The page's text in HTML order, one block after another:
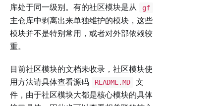
库处于同一级别。有的社区模块是从
gf
主仓库中剥离出来单独维护的模块，这些
模块并不是特别常用，或者对外部依赖较
重。
目前社区模块的文档未收录，社区模块使
用方法请具体查看源码
README.MD
文
件，由于社区模块大都是核心模块的具体